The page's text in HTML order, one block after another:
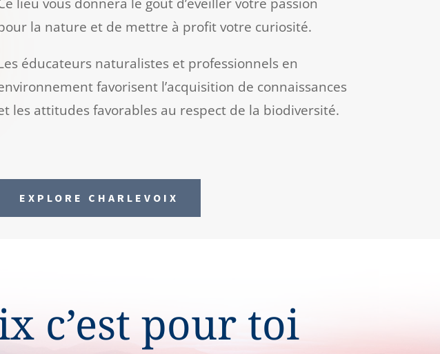
lieu vous donnera le goût d’éveiller votre passion
la nature et de mettre à profit votre curiosité.
éducateurs naturalistes et professionnels en
favorisent l’acquisition de connaissances
les attitudes favorables au respect de la biodiversité.
EXPLORE CHARLEVOIX
c’est pour toi